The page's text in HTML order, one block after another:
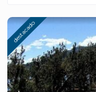
destacado